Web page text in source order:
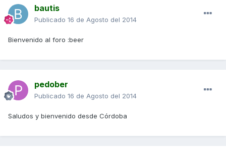
bautis
Publicado 16 de Agosto del 2014
Bienvenido al foro :beer
pedober
Publicado 16 de Agosto del 2014
Saludos y bienvenido desde Córdoba